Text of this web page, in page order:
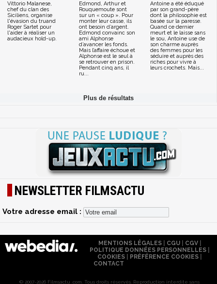
Vittorio Malanese,
chef du clan des
Siciliens, organise
l'évasion du truand
Roger Sartet pour
l'aider à réaliser un
audacieux hold-up.
Edmond, Arthur et
Rouquemoute sont
sur un « coup ». Pour
monter leur casse, ils
ont besoin d’argent.
Edmond convainc son
ami Alphonse
d’avancer les fonds.
Mais l’affaire échoue et
Alphonse est le seul à
se retrouver en prison.
Pendant cinq ans, il
ru...
Antoine a été éduqué
par son grand-père
dont la philosophie est
basée sur la paresse.
Quand ce dernier
meurt et le laisse sans
le sou, Antoine use de
son charme auprès
des femmes pour les
séduire et auprès des
riches pour vivre à
leurs crochets. Mais...
NEWSLETTER FILMSACTU
Votre adresse email :
MENTIONS LÉGALES| CGU| CGV|
POLITIQUE DONNÉES PERSONNELLES
COOKIES
PRÉFÉRENCE COOKIES
CONTACT
© 2007-2026 Filmsactu .com. Tous droits réservés. Reproduction interdite sans